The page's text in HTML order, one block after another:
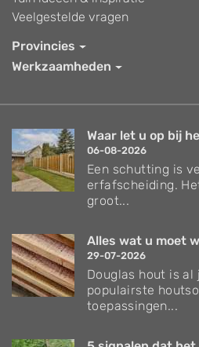
Veelgestelde vragen
Provincies
Werkzaamheden
Waar let u op bij
06-08-2026
Een schutting is
erfafscheiding.
groot...
Alles wat u moet
29-07-2026
Douglas hout is al
populairste
toepassingen...